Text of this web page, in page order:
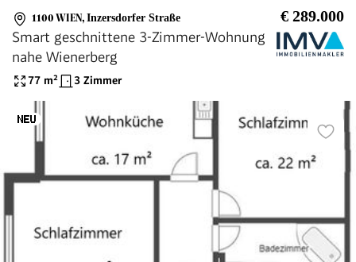
1100 WIEN, Inzersdorfer Straße € 289.000
Smart geschnittene 3-Zimmer-Wohnung
nahe Wienerberg
77 m² 3 Zimmer